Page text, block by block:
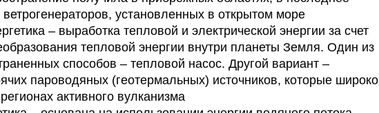
установленных в открытом море
– выработка тепловой и электрической энергии за счет
тепловой энергии внутри планеты Земля. Один из
способов – тепловой насос. Другой вариант –
пароводяных (геотермальных) источников, которые широко
активного вулканизма